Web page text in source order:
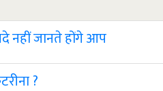
नहीं जानते होंगे आप
?